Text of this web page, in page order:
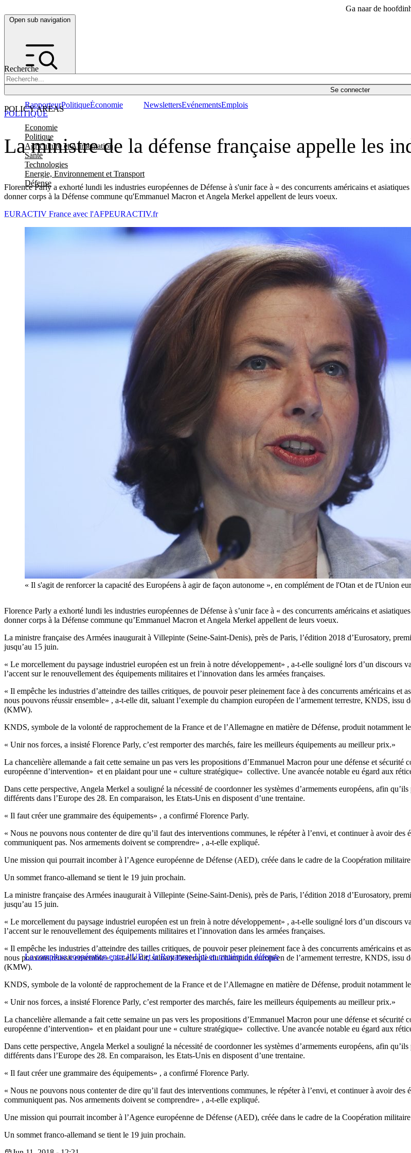
Ga naar de
Open sub navigation
Recherche
Se connecter
POLICY AREAS
Economie
Politique
Agriculture et Alimentation
Santé
Technologies
Energie, Environnement et Transport
Défense
RapporteurPolitiqueÉconomie NewslettersEvénementsEmplois
La ministre de la défense française appelle les
Florence Parly a exhorté lundi les industries européennes de Défense à s'unir face à « des concurrents américains et
donner corps à la Défense commune qu'Emmanuel Macron et Angela Merkel appellent de leurs voeux.
POLITIQUE
EURACTIV France avec l'AFPEURACTIV.fr
« Il s'agit de renforcer la capacité des Européens à agir de façon autonome », en complément de l'Otan et de l'Union
Florence Parly a exhorté lundi les industries européennes de Défense à s’unir face à « des concurrents américains et
donner corps à la Défense commune qu’Emmanuel Macron et Angela Merkel appellent de leurs voeux.
La ministre française des Armées inaugurait à Villepinte (Seine-Saint-Denis), près de Paris, l’édition 2018 d’Eurosatory,
jusqu’au 15 juin.
« Le morcellement du paysage industriel européen est un frein à notre développement» , a-t-elle souligné lors d’un
l’accent sur le renouvellement des équipements militaires et l’innovation dans les armées françaises.
« Il empêche les industries d’atteindre des tailles critiques, de pouvoir peser pleinement face à des concurrents américains et
nous pouvons réussir ensemble» , a-t-elle dit, saluant l’exemple du champion européen de l’armement terrestre, KNDS,
(KMW).
KNDS, symbole de la volonté de rapprochement de la France et de l’Allemagne en matière de Défense, produit notamment
« Unir nos forces, a insisté Florence Parly, c’est remporter des marchés, faire les meilleurs équipements au meilleur prix.»
La chancelière allemande a fait cette semaine un pas vers les propositions d’Emmanuel Macron pour une défense et
européenne d’intervention» et en plaidant pour une « culture stratégique» collective. Une avancée notable eu égard aux
Dans cette perspective, Angela Merkel a souligné la nécessité de coordonner les systèmes d’armements européens, afin
différents dans l’Europe des 28. En comparaison, les Etats-Unis en disposent d’une trentaine.
« Il faut créer une grammaire des équipements» , a confirmé Florence Parly.
« Nous ne pouvons nous contenter de dire qu’il faut des interventions communes, le répéter à l’envi, et continuer à avoir
communiquent pas. Nos armements doivent se comprendre» , a-t-elle expliqué.
Une mission qui pourrait incomber à l’Agence européenne de Défense (AED), créée dans le cadre de la Coopération
Un sommet franco-allemand se tient le 19 juin prochain.
La ministre française des Armées inaugurait à Villepinte (Seine-Saint-Denis), près de Paris, l’édition 2018 d’Eurosatory,
jusqu’au 15 juin.
« Le morcellement du paysage industriel européen est un frein à notre développement» , a-t-elle souligné lors d’un
l’accent sur le renouvellement des équipements militaires et l’innovation dans les armées françaises.
La complexe coopération entre l’UE et le Royaume-Uni en matière de défense
« Il empêche les industries d’atteindre des tailles critiques, de pouvoir peser pleinement face à des concurrents américains et
nous pouvons réussir ensemble» , a-t-elle dit, saluant l’exemple du champion européen de l’armement terrestre, KNDS,
(KMW).
KNDS, symbole de la volonté de rapprochement de la France et de l’Allemagne en matière de Défense, produit notamment
« Unir nos forces, a insisté Florence Parly, c’est remporter des marchés, faire les meilleurs équipements au meilleur prix.»
La chancelière allemande a fait cette semaine un pas vers les propositions d’Emmanuel Macron pour une défense et
européenne d’intervention» et en plaidant pour une « culture stratégique» collective. Une avancée notable eu égard aux
Dans cette perspective, Angela Merkel a souligné la nécessité de coordonner les systèmes d’armements européens, afin
différents dans l’Europe des 28. En comparaison, les Etats-Unis en disposent d’une trentaine.
« Il faut créer une grammaire des équipements» , a confirmé Florence Parly.
« Nous ne pouvons nous contenter de dire qu’il faut des interventions communes, le répéter à l’envi, et continuer à avoir
communiquent pas. Nos armements doivent se comprendre» , a-t-elle expliqué.
Une mission qui pourrait incomber à l’Agence européenne de Défense (AED), créée dans le cadre de la Coopération
Un sommet franco-allemand se tient le 19 juin prochain.